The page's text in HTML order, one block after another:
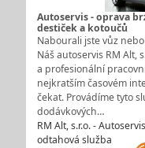
Autoservis - oprava
destiček a kotoučů
Nabourali jste vůz
Náš autoservis RM Alt,
a profesionální
nejkratším časovém
čekat. Provádíme tyto
dodávkových…
RM Alt, s.r.o. -
odtahová služba